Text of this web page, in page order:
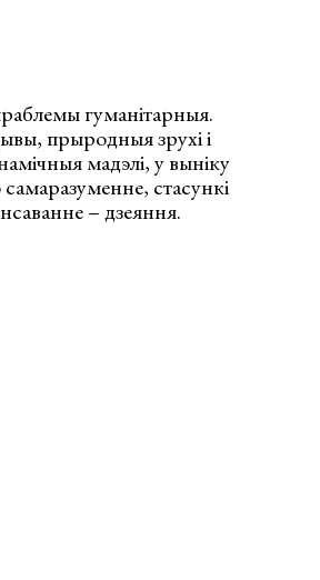
гуманітарныя.
прыродныя зрухі і
мадэлі, у выніку
стасункі
– дзеяння.